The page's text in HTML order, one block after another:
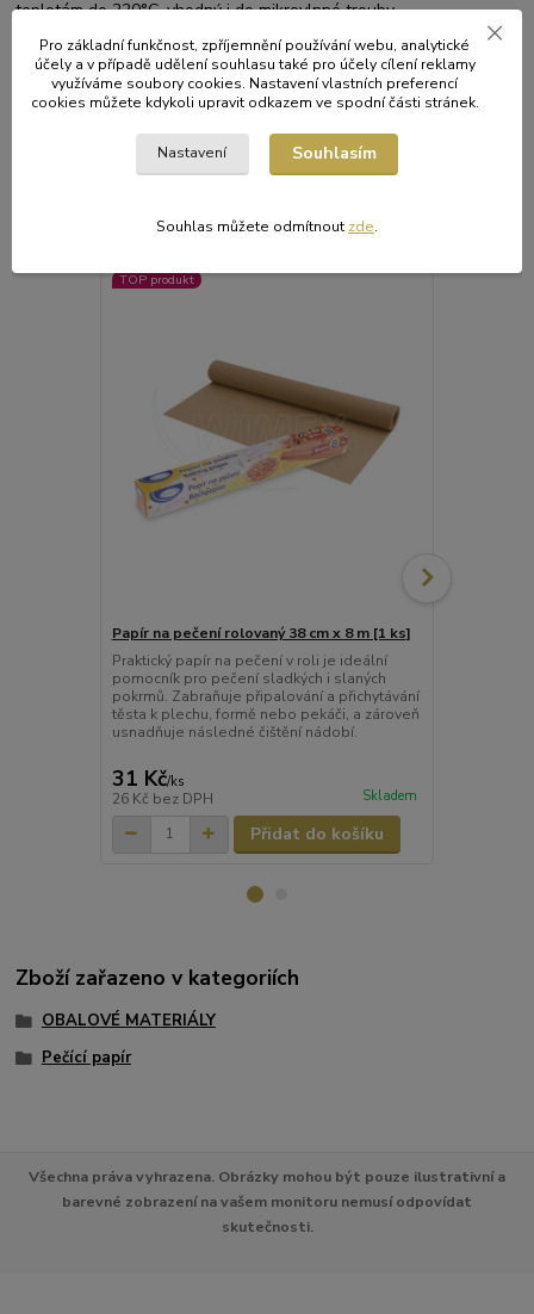
teplotám do 220°C, vhodný i do mikrovlnné trouby.
Související zboží 2
TOP produkt
Papír na pečení rolovaný 38 cm x 8 m [1 ks]
Praktický papír na pečení v roli je ideální
pomocník pro pečení sladkých i slaných
pokrmů. Zabraňuje připalování a přichytávání
těsta k plechu, formě nebo pekáči, a zároveň
usnadňuje následné čištění nádobí.
31 Kč/ks
26 Kč bez DPH Skladem
Přidat do košíku
Zboží zařazeno v kategoriích
OBALOVÉ MATERIÁLY
Pečící papír
Všechna práva vyhrazena. Obrázky mohou být pouze ilustrativní a
barevné zobrazení na vašem monitoru nemusí odpovídat
skutečnosti.
Pro základní funkčnost, zpříjemnění používání webu, analytické
účely a v případě udělení souhlasu také pro účely cílení reklamy
využíváme soubory cookies. Nastavení vlastních preferencí
cookies můžete kdykoli upravit odkazem ve spodní části stránek.
Nastavení Souhlasím
Souhlas můžete odmítnout zde.